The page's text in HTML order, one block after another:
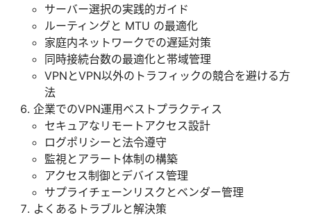
サーバー選択の実践的ガイド
ルーティングと MTU の最適化
家庭内ネットワークでの遅延対策
同時接続台数の最適化と帯域管理
VPNとVPN以外のトラフィックの競合を避ける方
法
企業でのVPN運用ベストプラクティス
セキュアなリモートアクセス設計
ログポリシーと法令遵守
監視とアラート体制の構築
アクセス制御とデバイス管理
サプライチェーンリスクとベンダー管理
よくあるトラブルと解決策